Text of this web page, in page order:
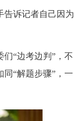
告诉记者自己因为
“边考边判”，不
“解题步骤”，一